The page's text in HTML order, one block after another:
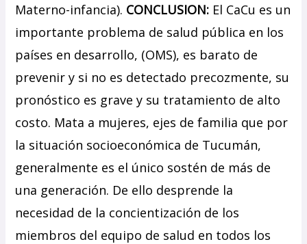
Materno-infancia). CONCLUSION: El CaCu es un
importante problema de salud pública en los
países en desarrollo, (OMS), es barato de
prevenir y si no es detectado precozmente, su
pronóstico es grave y su tratamiento de alto
costo. Mata a mujeres, ejes de familia que por
la situación socioeconómica de Tucumán,
generalmente es el único sostén de más de
una generación. De ello desprende la
necesidad de la concientización de los
miembros del equipo de salud en todos los